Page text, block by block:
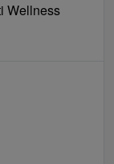
Wellness